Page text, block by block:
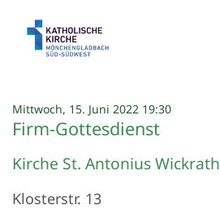
Mittwoch, 15. Juni 2022 19:30:
Firm-Gottesdienst
Kirche St. Antonius Wickrath
Klosterstr. 13